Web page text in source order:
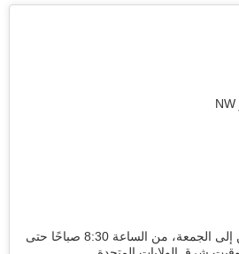
للمكالمات: من الاثنين إلى الجمعة، من الساعة 8:30 صباحًا حتى